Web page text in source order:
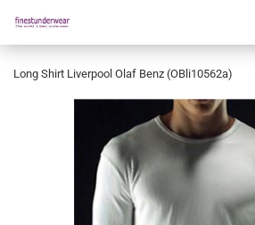
Long Shirt Liverpool Olaf Benz (OBli10562a)